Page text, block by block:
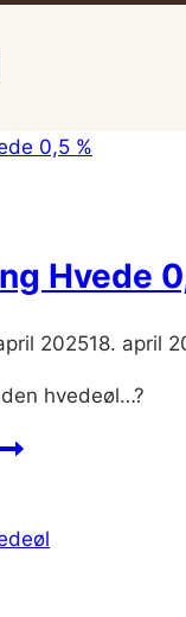
Hvede
202518. april
hvedeøl…?